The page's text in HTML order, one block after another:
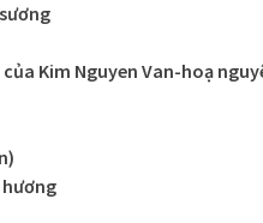
của Kim Nguyen Van-hoạ